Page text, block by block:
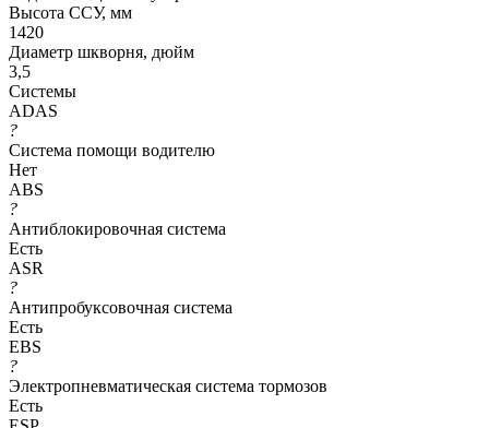
Высота ССУ, мм
1420
Диаметр шкворня, дюйм
3,5
Системы
ADAS
?
Система помощи водителю
Нет
ABS
?
Антиблокировочная система
Есть
ASR
?
Антипробуксовочная система
Есть
EBS
?
Электропневматическая система тормозов
Есть